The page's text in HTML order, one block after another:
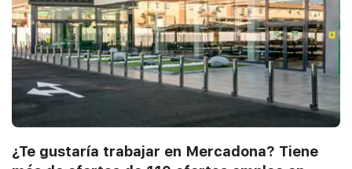
¿Te gustaría trabajar en Mercadona? Tiene